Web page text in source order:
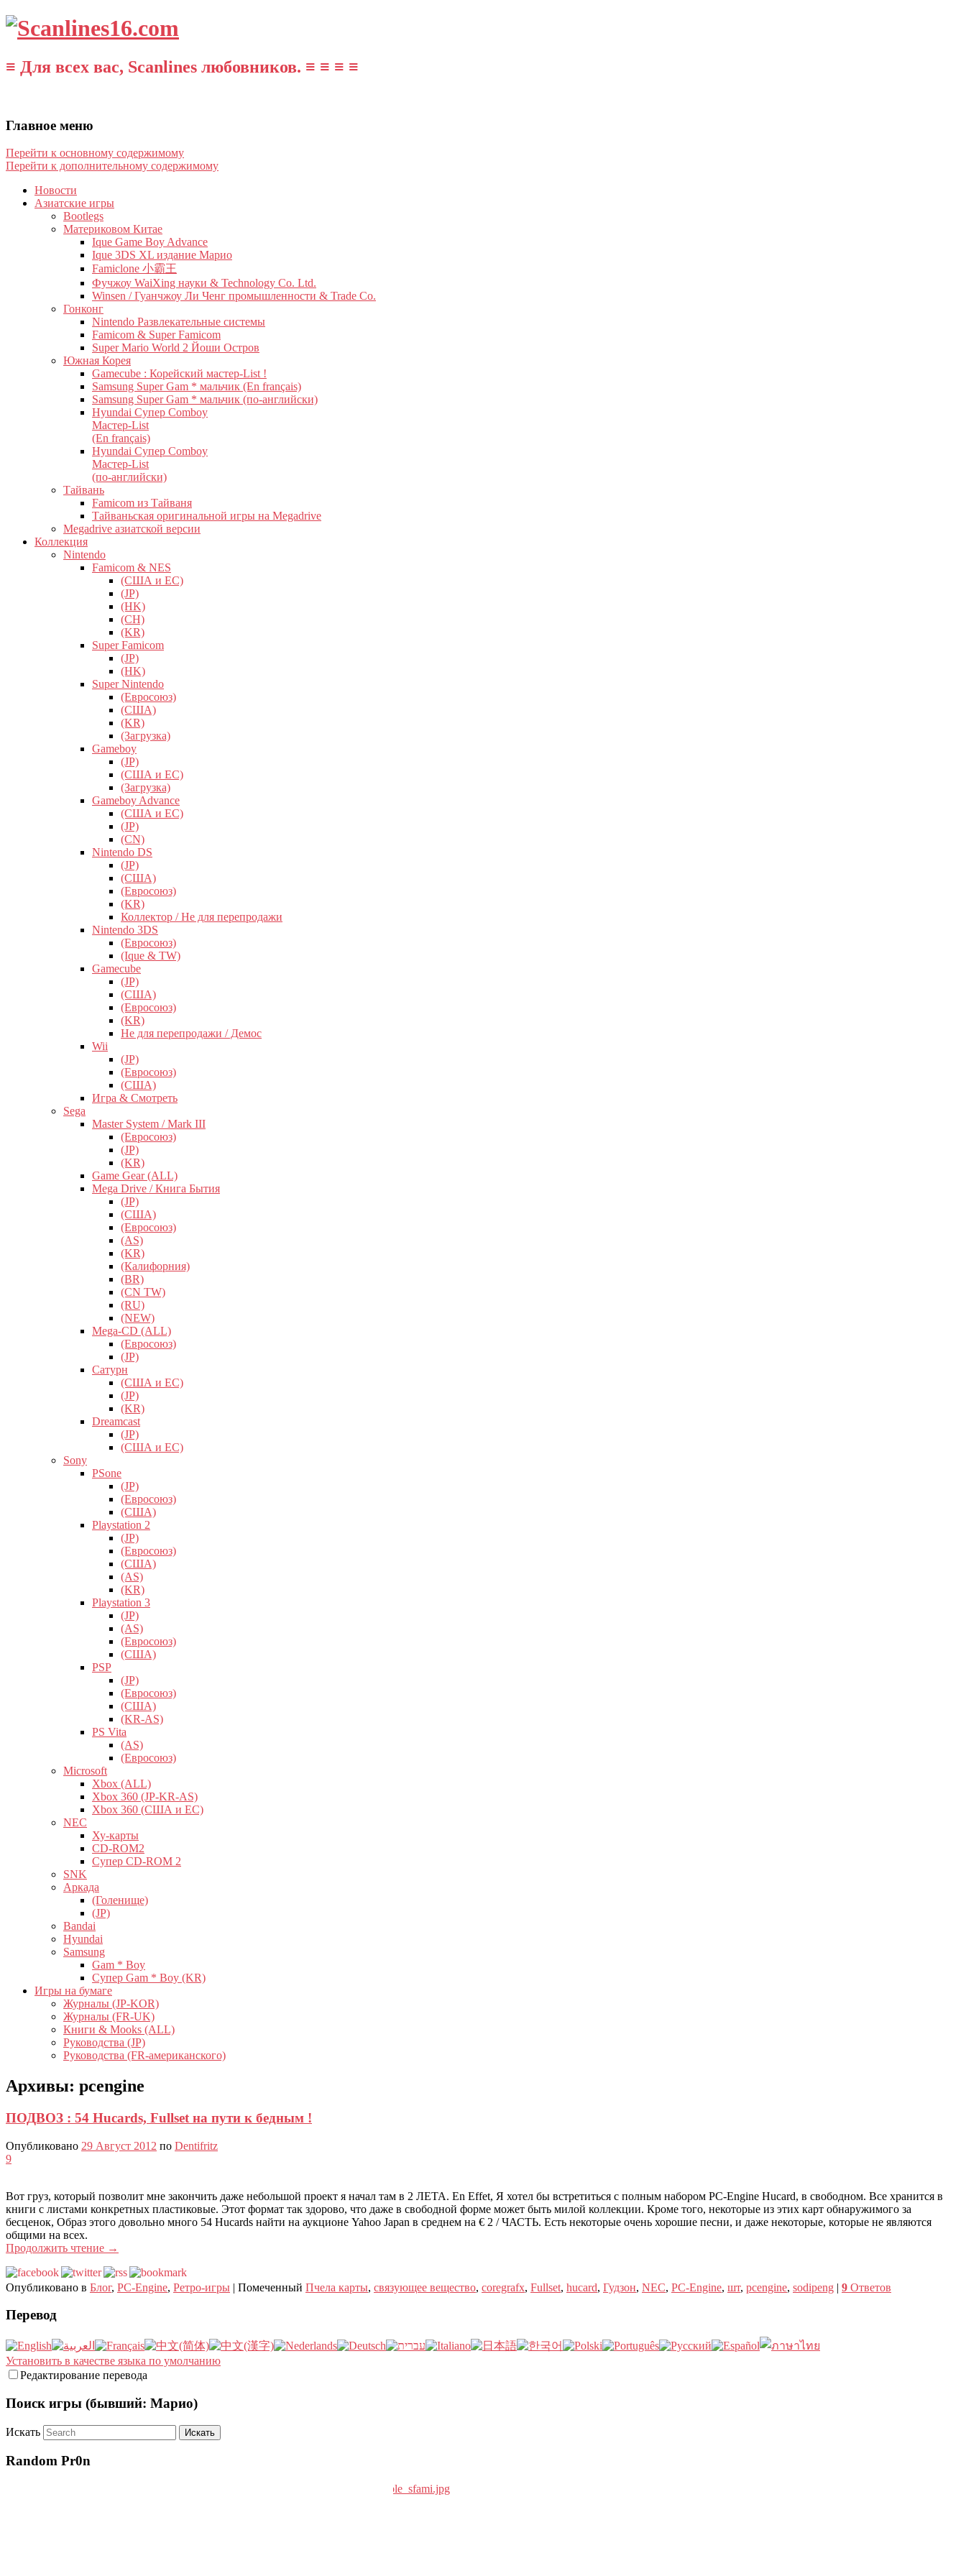
≡ Для всех вас, Scanlines любовников. ≡ ≡ ≡ ≡
Главное меню
Перейти к основному содержимому
Перейти к дополнительному содержимому
Новости
Азиатские игры
Bootlegs
Материковом Китае
Ique Game Boy Advance
Ique 3DS XL издание Марио
Famiclone 小霸王
Фучжоу WaiXing науки & Technology Co. Ltd.
Winsen / Гуанчжоу Ли Ченг промышленности & Trade Co.
Гонконг
Nintendo Развлекательные системы
Famicom & Super Famicom
Super Mario World 2 Йоши Остров
Южная Корея
Gamecube : Корейский мастер-List !
Samsung Super Gam * мальчик (En français)
Samsung Super Gam * мальчик (по-английски)
Hyundai Супер Comboy
Мастер-List
(En français)
Hyundai Супер Comboy
Мастер-List
(по-английски)
Тайвань
Famicom из Тайваня
Тайваньская оригинальной игры на Megadrive
Megadrive азиатской версии
Коллекция
Nintendo
Famicom & NES
(США и ЕС)
(JP)
(HK)
(CH)
(KR)
Super Famicom
(JP)
(HK)
Super Nintendo
(Евросоюз)
(США)
(KR)
(Загрузка)
Gameboy
(JP)
(США и ЕС)
(Загрузка)
Gameboy Advance
(США и ЕС)
(JP)
(CN)
Nintendo DS
(JP)
(США)
(Евросоюз)
(KR)
Коллектор / Не для перепродажи
Nintendo 3DS
(Евросоюз)
(Ique & TW)
Gamecube
(JP)
(США)
(Евросоюз)
(KR)
Не для перепродажи / Демос
Wii
(JP)
(Евросоюз)
(США)
Игра & Смотреть
Sega
Master System / Mark III
(Евросоюз)
(JP)
(KR)
Game Gear (ALL)
Mega Drive / Книга Бытия
(JP)
(США)
(Евросоюз)
(AS)
(KR)
(Калифорния)
(BR)
(CN TW)
(RU)
(NEW)
Mega-CD (ALL)
(Евросоюз)
(JP)
Сатурн
(США и ЕС)
(JP)
(KR)
Dreamcast
(JP)
(США и ЕС)
Sony
PSone
(JP)
(Евросоюз)
(США)
Playstation 2
(JP)
(Евросоюз)
(США)
(AS)
(KR)
Playstation 3
(JP)
(AS)
(Евросоюз)
(США)
PSP
(JP)
(Евросоюз)
(США)
(KR-AS)
PS Vita
(AS)
(Евросоюз)
Microsoft
Xbox (ALL)
Xbox 360 (JP-KR-AS)
Xbox 360 (США и ЕС)
NEC
Ху-карты
CD-ROM2
Супер CD-ROM 2
SNK
Аркада
(Голенище)
(JP)
Bandai
Hyundai
Samsung
Gam * Boy
Супер Gam * Boy (KR)
Игры на бумаге
Журналы (JP-KOR)
Журналы (FR-UK)
Книги & Mooks (ALL)
Руководства (JP)
Руководства (FR-американского)
Архивы: pcengine
ПОДВОЗ : 54 Hucards, Fullset на пути к бедным !
Опубликовано 29 Август 2012 по Dentifritz
9
Вот груз, который позволит мне закончить даже небольшой проект я начал там в 2 ЛЕТА. En Effet, Я хотел бы встретиться с полным набором PC-Engine Hucard, в свободном. Все хранится в
книги с листами конкретных пластиковые. Этот формат так здорово, что даже в свободной форме может быть милой коллекции. Кроме того, некоторые из этих карт обнаружимого за
бесценок, Образ этого довольно много 54 Hucards найти на аукционе Yahoo Japan в среднем на € 2 / ЧАСТЬ. Есть некоторые очень хорошие песни, и даже некоторые, которые не являются
общими на всех.
Продолжить чтение →
Опубликовано в Блог, PC-Engine, Ретро-игры | Помеченный Пчела карты, связующее вещество, coregrafx, Fullset, hucard, Гудзон, NEC, PC-Engine, шт, pcengine, sodipeng | 9 Ответов
Перевод
Установить в качестве языка по умолчанию
Редактирование перевода
Поиск игры (бывший: Марио)
Искать
Random Pr0n